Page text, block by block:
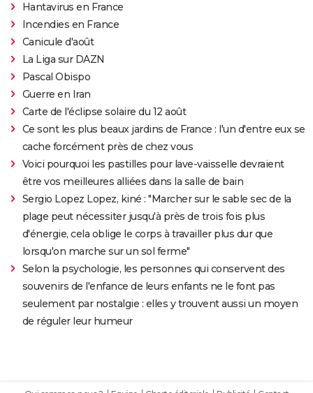
Hantavirus en France
Incendies en France
Canicule d'août
La Liga sur DAZN
Pascal Obispo
Guerre en Iran
Carte de l'éclipse solaire du 12 août
Ce sont les plus beaux jardins de France : l'un d'entre eux se
cache forcément près de chez vous
Voici pourquoi les pastilles pour lave-vaisselle devraient
être vos meilleures alliées dans la salle de bain
Sergio Lopez Lopez, kiné : "Marcher sur le sable sec de la
plage peut nécessiter jusqu'à près de trois fois plus
d'énergie, cela oblige le corps à travailler plus dur que
lorsqu'on marche sur un sol ferme"
Selon la psychologie, les personnes qui conservent des
souvenirs de l'enfance de leurs enfants ne le font pas
seulement par nostalgie : elles y trouvent aussi un moyen
de réguler leur humeur